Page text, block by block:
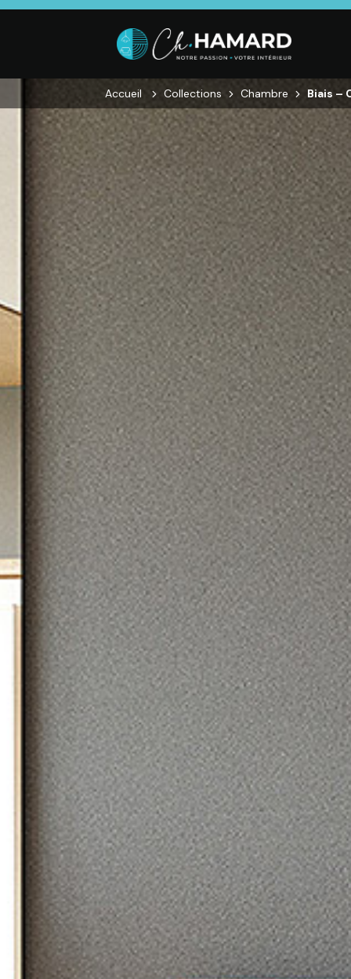
SALON
Canapés droits,
Salons d’angles
& composables,
Fauteuils et
canapés de
relaxation,
Tables basses
SÉJOUR
Enfilades,
Tables, Chaises,
Meubles TV,
Meubles de
complément
CHAMBRE
Dressings,
Armoires,
Chevets,
Commodes
Accueil Collections Chambre Biais –